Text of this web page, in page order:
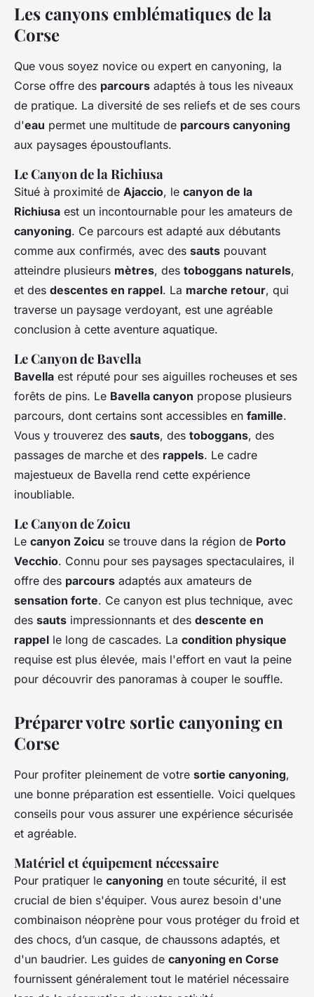
Les canyons emblématiques de la
Corse
Que vous soyez novice ou expert en canyoning, la
Corse offre des parcours adaptés à tous les niveaux
de pratique. La diversité de ses reliefs et de ses cours
d'eau permet une multitude de parcours canyoning
aux paysages époustouflants.
Le Canyon de la Richiusa
Situé à proximité de Ajaccio, le canyon de la
Richiusa est un incontournable pour les amateurs de
canyoning. Ce parcours est adapté aux débutants
comme aux confirmés, avec des sauts pouvant
atteindre plusieurs mètres, des toboggans naturels,
et des descentes en rappel. La marche retour, qui
traverse un paysage verdoyant, est une agréable
conclusion à cette aventure aquatique.
Le Canyon de Bavella
Bavella est réputé pour ses aiguilles rocheuses et ses
forêts de pins. Le Bavella canyon propose plusieurs
parcours, dont certains sont accessibles en famille.
Vous y trouverez des sauts, des toboggans, des
passages de marche et des rappels. Le cadre
majestueux de Bavella rend cette expérience
inoubliable.
Le Canyon de Zoicu
Le canyon Zoicu se trouve dans la région de Porto
Vecchio. Connu pour ses paysages spectaculaires, il
offre des parcours adaptés aux amateurs de
sensation forte. Ce canyon est plus technique, avec
des sauts impressionnants et des descente en
rappel le long de cascades. La condition physique
requise est plus élevée, mais l'effort en vaut la peine
pour découvrir des panoramas à couper le souffle.
Préparer votre sortie canyoning en
Corse
Pour profiter pleinement de votre sortie canyoning,
une bonne préparation est essentielle. Voici quelques
conseils pour vous assurer une expérience sécurisée
et agréable.
Matériel et équipement nécessaire
Pour pratiquer le canyoning en toute sécurité, il est
crucial de bien s'équiper. Vous aurez besoin d'une
combinaison néoprène pour vous protéger du froid et
des chocs, d’un casque, de chaussons adaptés, et
d'un baudrier. Les guides de canyoning en Corse
fournissent généralement tout le matériel nécessaire